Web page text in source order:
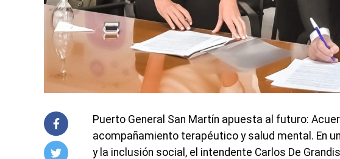
Puerto General San Martín apuesta al futuro:
acompañamiento terapéutico y salud mental. En
y la inclusión social, el intendente Carlos De